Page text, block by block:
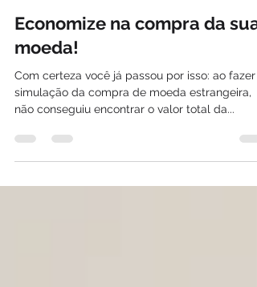
5 de fev. de 2019
1 min de leitura
Economize na compra da sua
moeda!
Com certeza você já passou por isso: ao fazer
não conseguiu encontrar o valor total da...